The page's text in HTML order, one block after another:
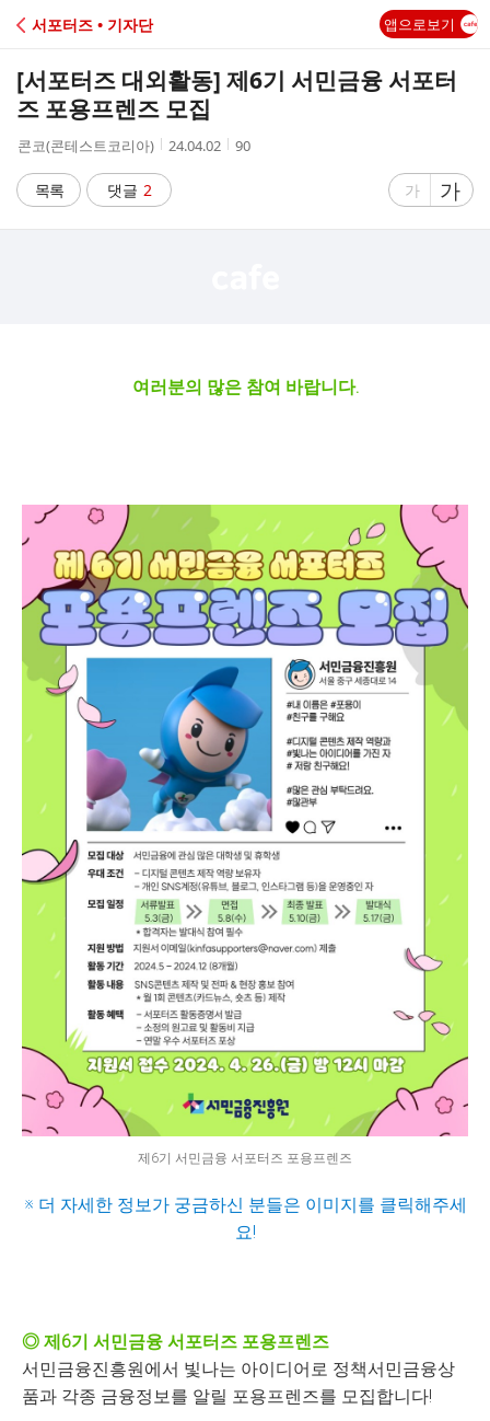
C
A
서포터즈 • 기자단 앱으로보기
[서포터즈 대외활동] 제6기 서민금융 서포터
즈 포용프렌즈 모집
작
자
콘코(콘테스트코리아)
작
시
간
24.04.02
조
90
목록 댓글 2
글
가
글
자
가
여러분의 많은 참여 바랍니다.
제6기 서민금융 서포터즈 포용프렌즈
※ 더 자세한 정보가 궁금하신 분들은 이미지를 클릭해주세
요!
◎ 제6기 서민금융 서포터즈 포용프렌즈
서민금융진흥원에서 빛나는 아이디어로 정책서민금융상
품과 각종 금융정보를 알릴 포용프렌즈를 모집합니다!